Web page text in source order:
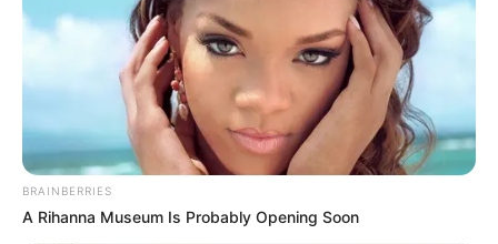
BRAINBERRIES
A Rihanna Museum Is Probably Opening Soon